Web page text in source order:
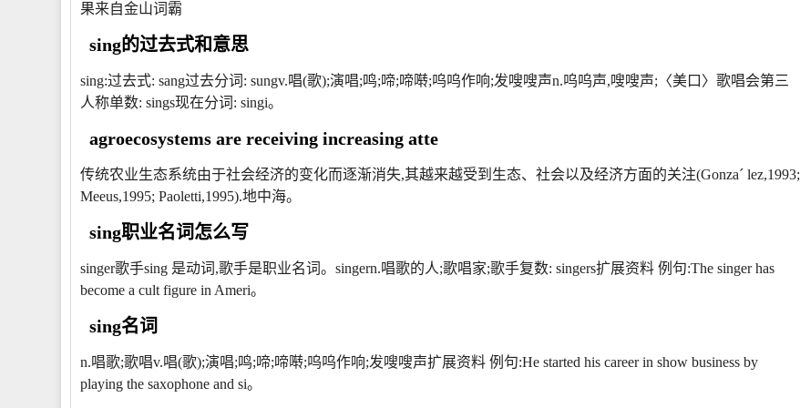
果来自金山词霸
sing的过去式和意思
sing:过去式: sang过去分词: sungv.唱(歌);演唱;鸣;啼;啼啭;呜呜作响;发嗖嗖声n.呜呜声,嗖嗖声;〈美口〉歌唱会第三
人称单数: sings现在分词: singi。
agroecosystems are receiving increasing atte
传统农业生态系统由于社会经济的变化而逐渐消失,其越来越受到生态、社会以及经济方面的关注(Gonza´ lez,1993;
Meeus,1995; Paoletti,1995).地中海。
sing职业名词怎么写
singer歌手sing 是动词,歌手是职业名词。singern.唱歌的人;歌唱家;歌手复数: singers扩展资料 例句:The singer has
become a cult figure in Ameri。
sing名词
n.唱歌;歌唱v.唱(歌);演唱;鸣;啼;啼啭;呜呜作响;发嗖嗖声扩展资料 例句:He started his career in show business by
playing the saxophone and si。